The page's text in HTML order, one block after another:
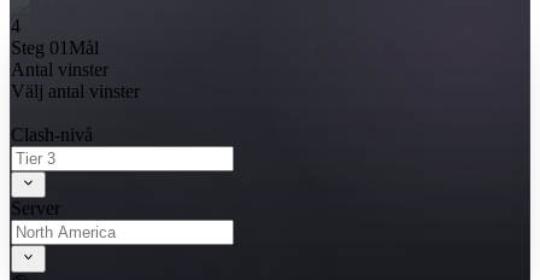
4
Steg 01 Mål
Antal vinster
Välj antal vinster
Clash-nivå
Server